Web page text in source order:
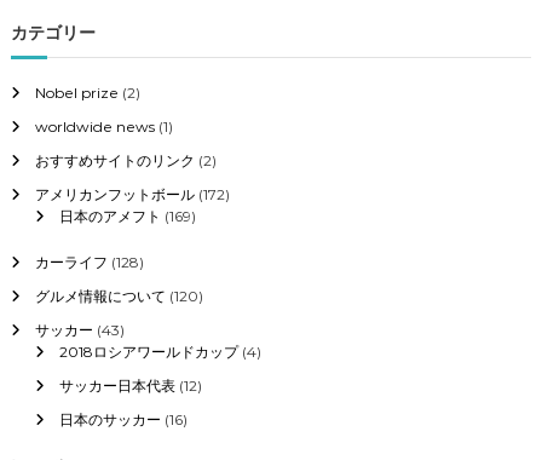
カテゴリー
Nobel prize (2)
worldwide news(1)
おすすめサイトのリンク (2)
アメリカンフットボール(172)
日本のアメフト (169)
カーライフ (128)
グルメ情報について (120)
サッカー (43)
2018ロシアワールドカップ(4)
サッカー日本代表(12)
日本のサッカー (16)